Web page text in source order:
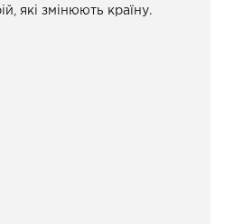
які змінюють країну.